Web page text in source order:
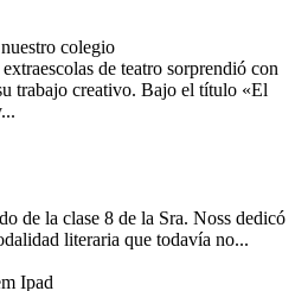
colegio
de teatro sorprendió con
trabajo creativo. Bajo el título «El
de la clase 8 de la Sra. Noss dedicó
literaria que todavía no...